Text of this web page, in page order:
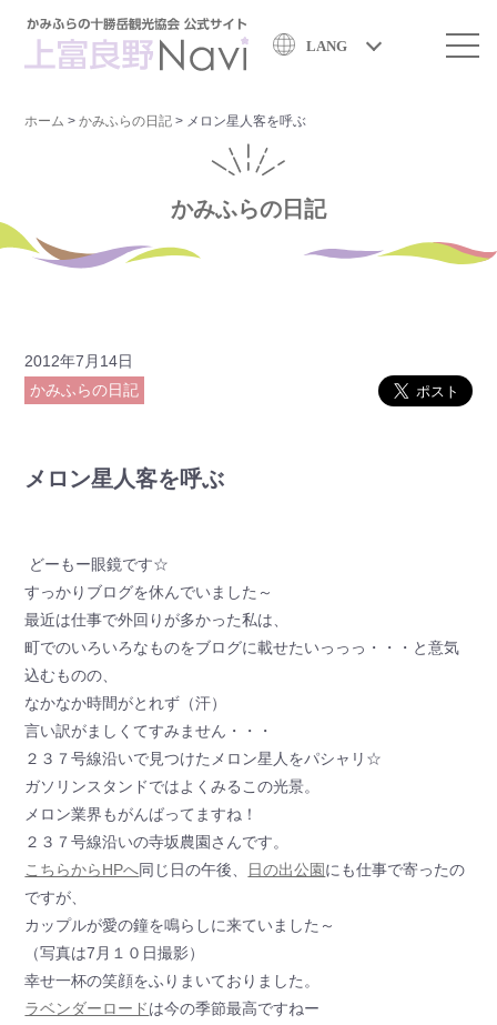
LANG
ホーム >かみふらの日記 > メロン星人客を呼ぶ
かみふらの日記
2012年7月14日
かみふらの日記
メロン星人客を呼ぶ
どーもー眼鏡です☆
すっかりブログを休んでいました～
最近は仕事で外回りが多かった私は、
町でのいろいろなものをブログに載せたいっっっ・・・と意気
込むものの、
なかなか時間がとれず（汗）
言い訳がましくてすみません・・・
２３７号線沿いで見つけたメロン星人をパシャリ☆
ガソリンスタンドではよくみるこの光景。
メロン業界もがんばってますね！
２３７号線沿いの寺坂農園さんです。
こちらからHPへ同じ日の午後、 日の出公園にも仕事で寄ったの
ですが、
カップルが愛の鐘を鳴らしに来ていました～
（写真は7月１０日撮影）
幸せ一杯の笑顔をふりまいておりました。
ラベンダーロードは今の季節最高ですねー